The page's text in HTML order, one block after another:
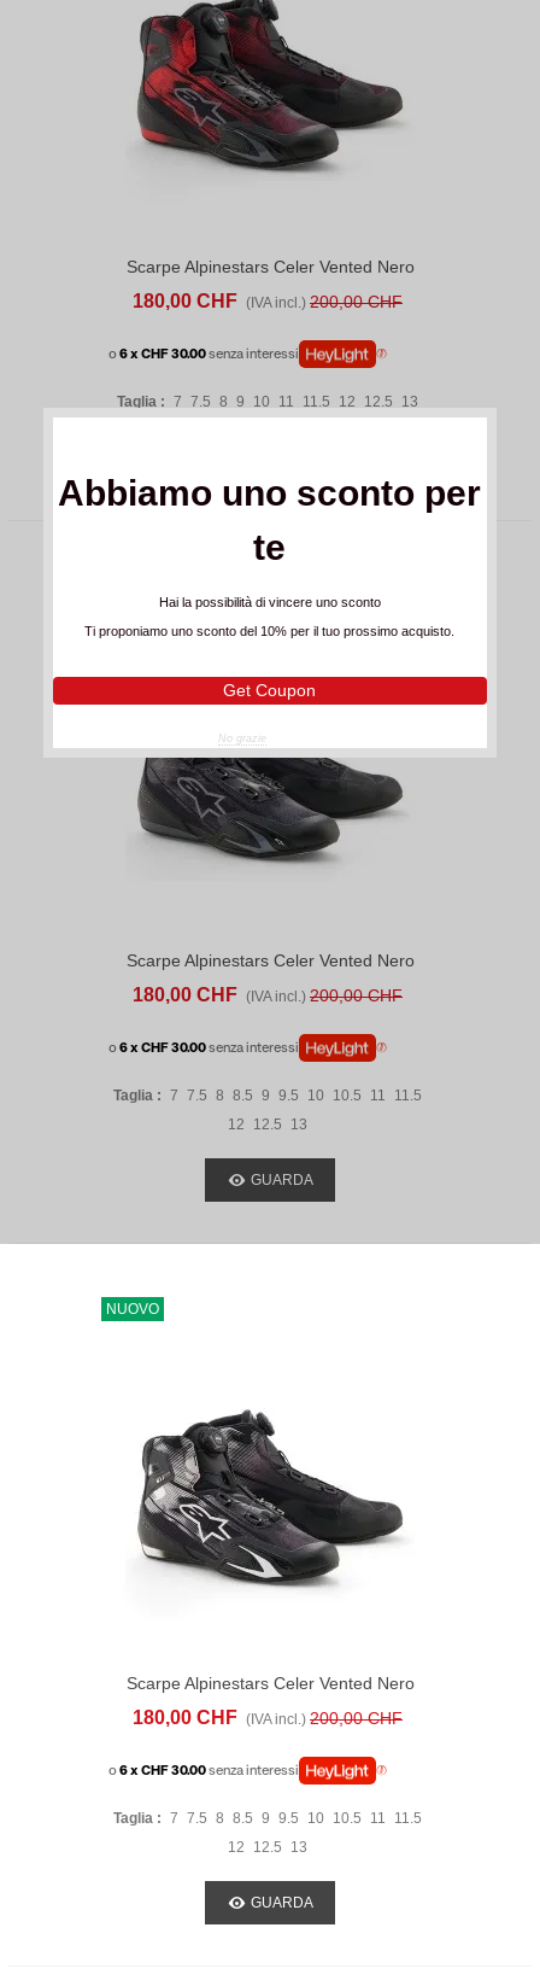
Abbiamo uno sconto per
te
Hai la possibilità di vincere uno sconto
Ti proponiamo uno sconto del 10% per il tuo prossimo acquisto.
Get Coupon
No grazie
Scarpe Alpinestars Celer Vented Nero
180,00 CHF (IVA incl.) 200,00 CHF
o6 x CHF 30.00senza interessi
Taglia : 7 7.5 8 9 10 11 11.5 12 12.5 13
Scarpe Alpinestars Celer Vented Nero
180,00 CHF (IVA incl.) 200,00 CHF
o6 x CHF 30.00senza interessi
Taglia : 7 7.5 8 8.5 9 9.5 10 10.5 11
11.5
12
12.5 13
GUARDA
NUOVO
Scarpe Alpinestars Celer Vented Nero
180,00 CHF (IVA incl.) 200,00 CHF
o6 x CHF 30.00senza interessi
Taglia : 7 7.5 8 8.5 9 9.5 10 10.5 11
11.5
12
12.5 13
GUARDA